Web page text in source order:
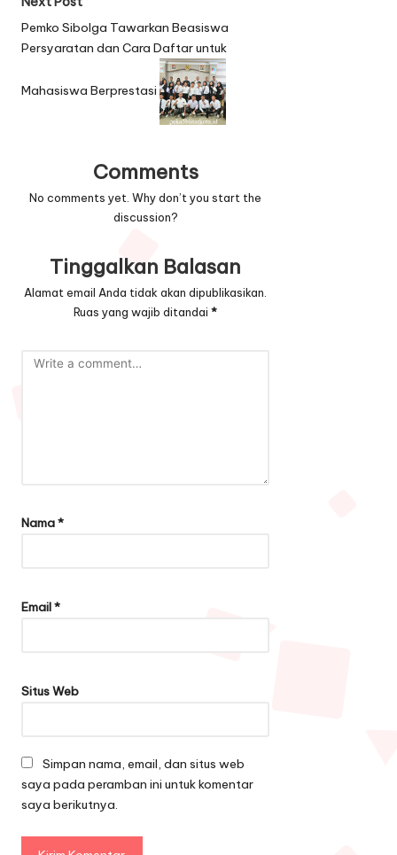
v
g
Pemko Sibolga Tawarkan Beasiswa
Persyaratan dan Cara Daftar untuk
Mahasiswa Berprestasi
Comments
No comments yet. Why don’t you start the
discussion?
Tinggalkan Balasan
Alamat email Anda tidak akan dipublikasikan.
Ruas yang wajib ditandai *
Nama*
Email*
Situs Web
Simpan nama, email, dan situs web
saya pada peramban ini untuk komentar
saya berikutnya.